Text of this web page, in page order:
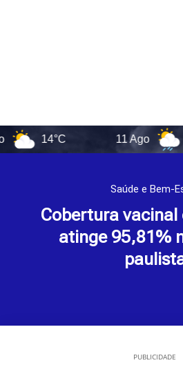
14°C 11°C
Saúde e Bem-
Cobertura vacinal
atinge 95,81%
PUBLICIDADE